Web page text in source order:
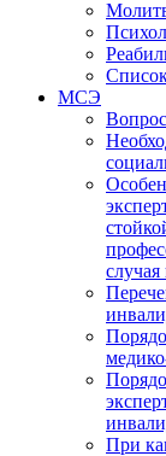
МСЭ
случая
При